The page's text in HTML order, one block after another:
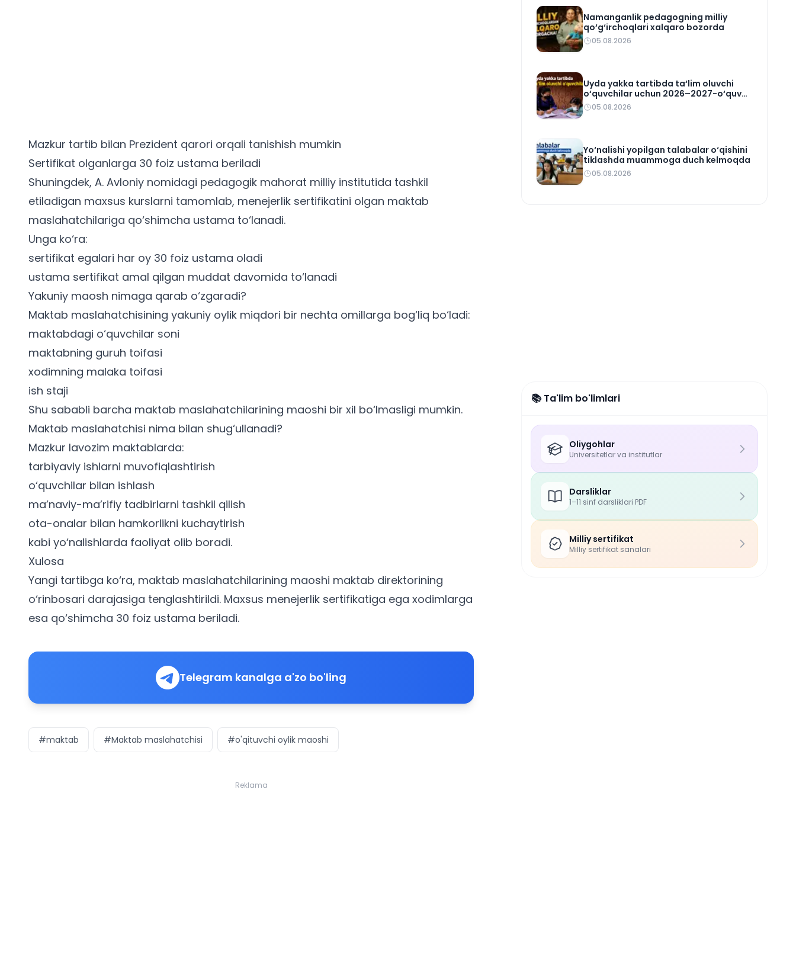
Mazkur tartib bilan Prezident qarori orqali tanishish mumkin
Sertifikat olganlarga 30 foiz ustama beriladi
Shuningdek, A. Avloniy nomidagi pedagogik mahorat milliy institutida tashkil
etiladigan maxsus kurslarni tamomlab, menejerlik sertifikatini olgan maktab
maslahatchilariga qo‘shimcha ustama to‘lanadi.
Unga ko‘ra:
sertifikat egalari har oy 30 foiz ustama oladi
ustama sertifikat amal qilgan muddat davomida to‘lanadi
Yakuniy maosh nimaga qarab o‘zgaradi?
Maktab maslahatchisining yakuniy oylik miqdori bir nechta omillarga bog‘liq bo‘ladi:
maktabdagi o‘quvchilar soni
maktabning guruh toifasi
xodimning malaka toifasi
ish staji
Shu sababli barcha maktab maslahatchilarining maoshi bir xil bo‘lmasligi mumkin.
Maktab maslahatchisi nima bilan shug‘ullanadi?
Mazkur lavozim maktablarda:
tarbiyaviy ishlarni muvofiqlashtirish
o‘quvchilar bilan ishlash
ma’naviy-ma’rifiy tadbirlarni tashkil qilish
ota-onalar bilan hamkorlikni kuchaytirish
kabi yo‘nalishlarda faoliyat olib boradi.
Xulosa
Yangi tartibga ko‘ra, maktab maslahatchilarining maoshi maktab direktorining
o‘rinbosari darajasiga tenglashtirildi. Maxsus menejerlik sertifikatiga ega xodimlarga
esa qo‘shimcha 30 foiz ustama beriladi.
Telegram kanalga a'zo bo'ling
#maktab #Maktab maslahatchisi #o'qituvchi oylik maoshi
Reklama
Namanganlik pedagogning milliy
qo‘g‘irchoqlari xalqaro bozorda
05.08.2026
Uyda yakka tartibda ta‘lim oluvchi
o‘quvchilar uchun 2026–2027-o‘quv
rejasi tasdiqlandi
05.08.2026
Yo‘nalishi yopilgan talabalar o‘qishini
tiklashda muammoga duch kelmoqda
05.08.2026
📚 Ta'lim bo'limlari
Oliygohlar
Universitetlar va institutlar
Darsliklar
1–11 sinf darsliklari PDF
Milliy sertifikat
Milliy sertifikat sanalari